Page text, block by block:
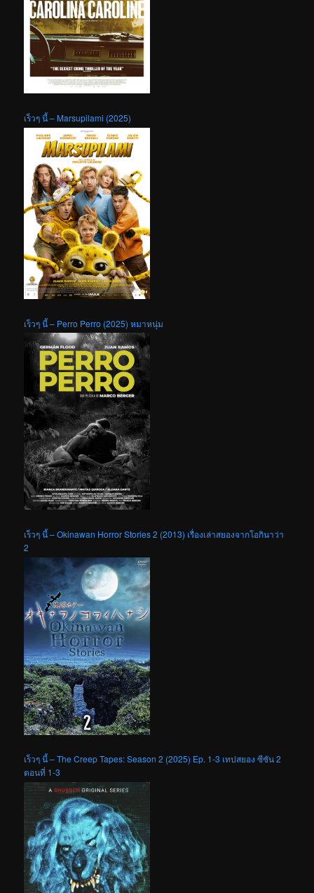
เร็วๆ นี้ – Marsupilami (2025)
เร็วๆ นี้ – Perro Perro (2025) หมาหนุ่ม
เร็วๆ นี้ – Okinawan Horror Stories 2 (2013) เรื่องเล่าสยองจากโอกินาว่า
2
เร็วๆ นี้ – The Creep Tapes: Season 2 (2025) Ep. 1-3 เทปสยอง ซีซัน 2
ตอนที่ 1-3